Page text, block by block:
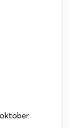
is, los van
fascinerende